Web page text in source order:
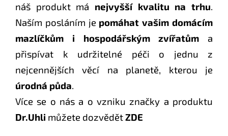
náš produkt má nejvyšší kvalitu na trhu.
Naším posláním je pomáhat vašim domácím
mazlíčkům i hospodářským zvířatům a
přispívat k udržitelné péči o jednu z
nejcennějších věcí na planetě, kterou je
úrodná půda.
Více se o nás a o vzniku značky a produktu
Dr.Uhli můžete dozvědětZDE